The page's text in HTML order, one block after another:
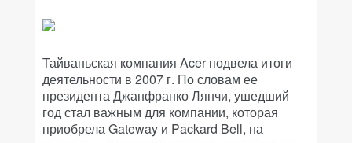
Тайваньская компания Acer подвела итоги
деятельности в 2007 г. По словам ее
президента Джанфранко Лянчи, ушедший
год стал важным для компании, которая
приобрела Gateway и Packard Bell, на